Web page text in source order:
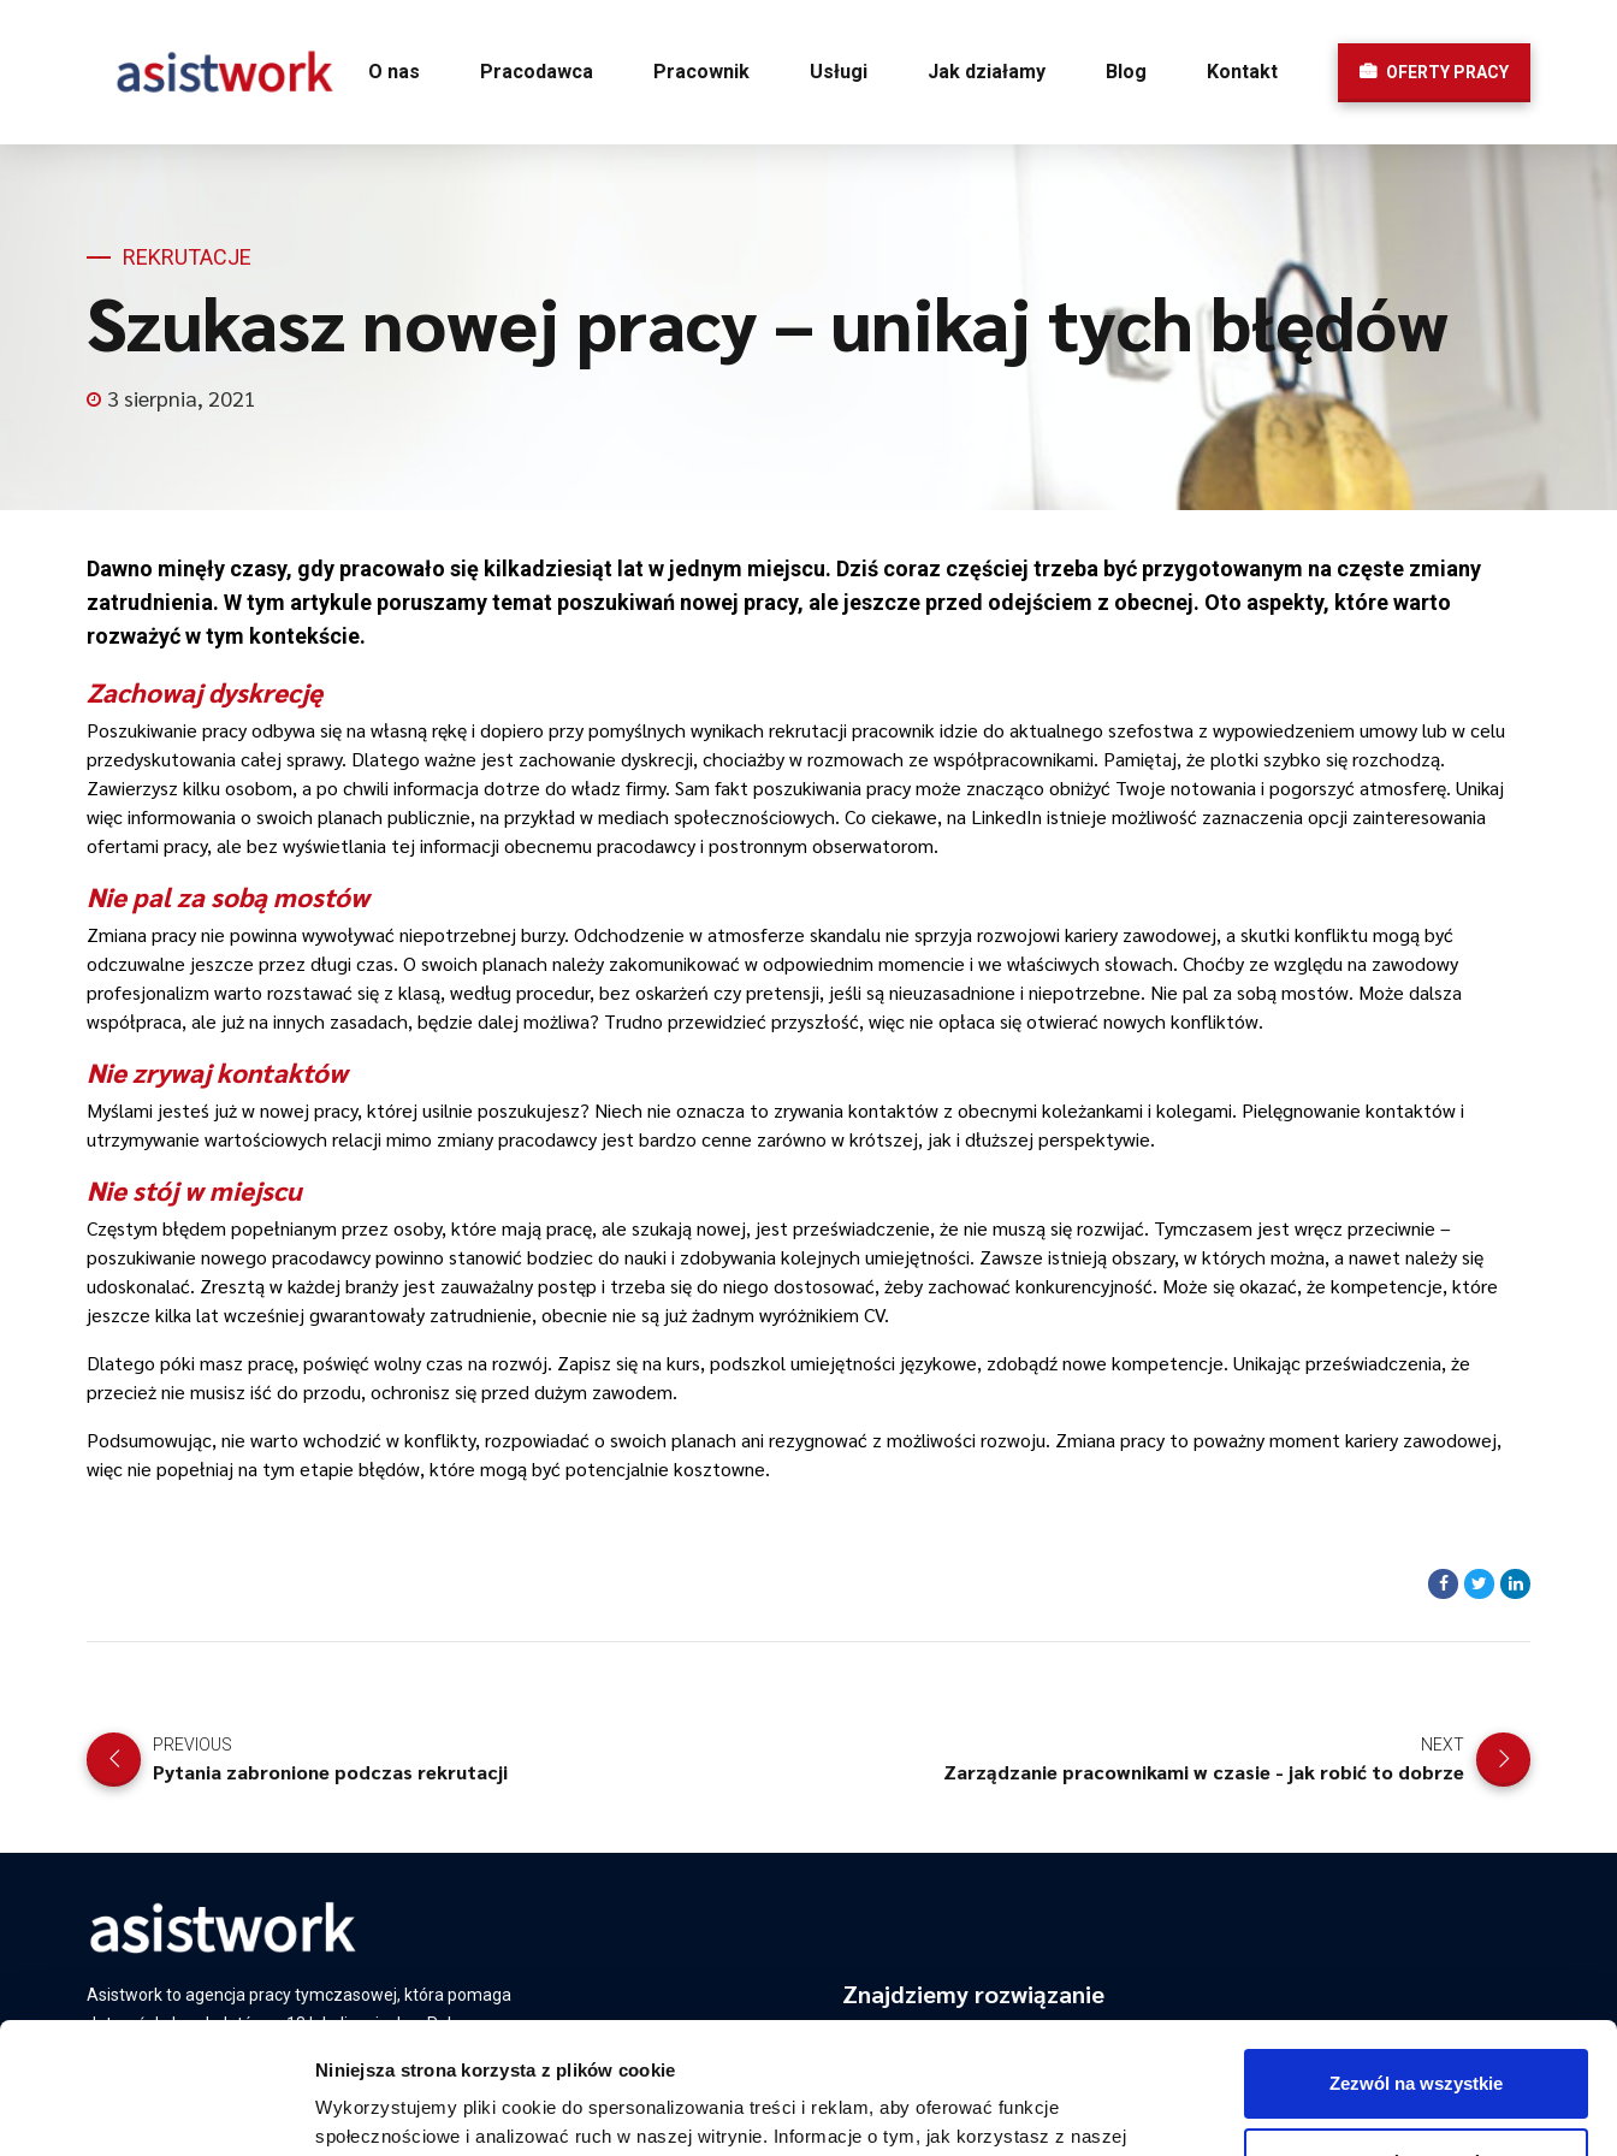
Niniejsza strona korzysta z plików cookie
Wykorzystujemy pliki cookie do spersonalizowania treści i reklam, aby oferować funkcje
społecznościowe i analizować ruch w naszej witrynie. Informacje o tym, jak korzystasz z naszej
Zezwól na wszystkie
O nas Pracodawca Pracownik Usługi Jak działamy Blog Kontakt OFERTY PRACY
REKRUTACJE
Szukasz nowej pracy – unikaj tych błędów
3 sierpnia, 2021
Dawno minęły czasy, gdy pracowało się kilkadziesiąt lat w jednym miejscu. Dziś coraz częściej trzeba być przygotowanym na częste zmiany
zatrudnienia. W tym artykule poruszamy temat poszukiwań nowej pracy, ale jeszcze przed odejściem z obecnej. Oto aspekty, które warto
rozważyć w tym kontekście.
Zachowaj dyskrecję
Poszukiwanie pracy odbywa się na własną rękę i dopiero przy pomyślnych wynikach rekrutacji pracownik idzie do aktualnego szefostwa z wypowiedzeniem umowy lub w celu
przedyskutowania całej sprawy. Dlatego ważne jest zachowanie dyskrecji, chociażby w rozmowach ze współpracownikami. Pamiętaj, że plotki szybko się rozchodzą.
Zawierzysz kilku osobom, a po chwili informacja dotrze do władz firmy. Sam fakt poszukiwania pracy może znacząco obniżyć Twoje notowania i pogorszyć atmosferę. Unikaj
więc informowania o swoich planach publicznie, na przykład w mediach społecznościowych. Co ciekawe, na LinkedIn istnieje możliwość zaznaczenia opcji zainteresowania
ofertami pracy, ale bez wyświetlania tej informacji obecnemu pracodawcy i postronnym obserwatorom.
Nie pal za sobą mostów
Zmiana pracy nie powinna wywoływać niepotrzebnej burzy. Odchodzenie w atmosferze skandalu nie sprzyja rozwojowi kariery zawodowej, a skutki konfliktu mogą być
odczuwalne jeszcze przez długi czas. O swoich planach należy zakomunikować w odpowiednim momencie i we właściwych słowach. Choćby ze względu na zawodowy
profesjonalizm warto rozstawać się z klasą, według procedur, bez oskarżeń czy pretensji, jeśli są nieuzasadnione i niepotrzebne. Nie pal za sobą mostów. Może dalsza
współpraca, ale już na innych zasadach, będzie dalej możliwa? Trudno przewidzieć przyszłość, więc nie opłaca się otwierać nowych konfliktów.
Nie zrywaj kontaktów
Myślami jesteś już w nowej pracy, której usilnie poszukujesz? Niech nie oznacza to zrywania kontaktów z obecnymi koleżankami i kolegami. Pielęgnowanie kontaktów i
utrzymywanie wartościowych relacji mimo zmiany pracodawcy jest bardzo cenne zarówno w krótszej, jak i dłuższej perspektywie.
Nie stój w miejscu
Częstym błędem popełnianym przez osoby, które mają pracę, ale szukają nowej, jest przeświadczenie, że nie muszą się rozwijać. Tymczasem jest wręcz przeciwnie –
poszukiwanie nowego pracodawcy powinno stanowić bodziec do nauki i zdobywania kolejnych umiejętności. Zawsze istnieją obszary, w których można, a nawet należy się
udoskonalać. Zresztą w każdej branży jest zauważalny postęp i trzeba się do niego dostosować, żeby zachować konkurencyjność. Może się okazać, że kompetencje, które
jeszcze kilka lat wcześniej gwarantowały zatrudnienie, obecnie nie są już żadnym wyróżnikiem CV.
Dlatego póki masz pracę, poświęć wolny czas na rozwój. Zapisz się na kurs, podszkol umiejętności językowe, zdobądź nowe kompetencje. Unikając przeświadczenia, że
przecież nie musisz iść do przodu, ochronisz się przed dużym zawodem.
Podsumowując, nie warto wchodzić w konflikty, rozpowiadać o swoich planach ani rezygnować z możliwości rozwoju. Zmiana pracy to poważny moment kariery zawodowej,
więc nie popełniaj na tym etapie błędów, które mogą być potencjalnie kosztowne.
PREVIOUS
Pytania zabronione podczas rekrutacji
NEXT
Zarządzanie pracownikami w czasie - jak robić to dobrze
Asistwork to agencja pracy tymczasowej, która pomaga
dotrzeć do kandydatów w 18 lokalizacjach w Polsce.
Znajdziemy rozwiązanie
ich kariery, a klientom w znalezieniu odpowiedniego pracownika.